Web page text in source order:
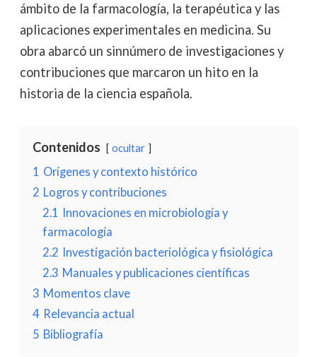
ámbito de la farmacología, la terapéutica y las
aplicaciones experimentales en medicina. Su
obra abarcó un sinnúmero de investigaciones y
contribuciones que marcaron un hito en la
historia de la ciencia española.
Contenidos ocultar
1 Orígenes y contexto histórico
2 Logros y contribuciones
2.1 Innovaciones en microbiología y
farmacología
2.2 Investigación bacteriológica y fisiológica
2.3 Manuales y publicaciones científicas
3 Momentos clave
4 Relevancia actual
5 Bibliografía